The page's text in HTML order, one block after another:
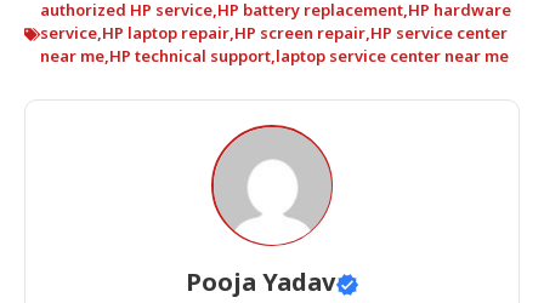
authorized HP service,HP battery replacement,HP hardware
service,HP laptop repair,HP screen repair,HP service center
near me,HP technical support,laptop service center near me
Pooja Yadav